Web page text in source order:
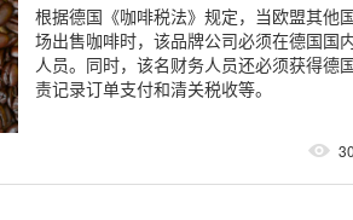
根据德国《咖啡税法》规定，当欧盟其他
场出售咖啡时，该品牌公司必须在德国国
人员。同时，该名财务人员还必须获得德
责记录订单支付和清关税收等。